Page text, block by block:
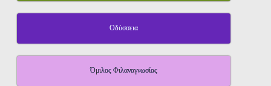
Οδύσσεια
Όμιλος Φιλαναγνωσίας